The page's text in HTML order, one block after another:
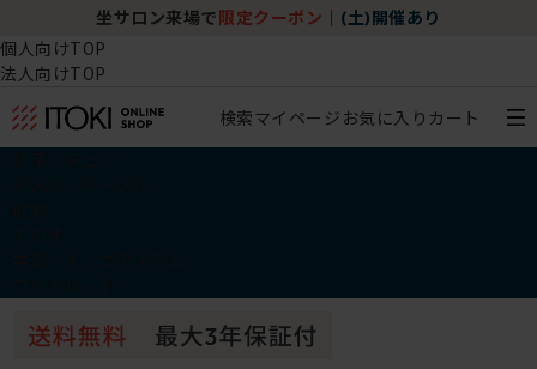
坐サロン来場で 限定クーポン (土)開催あり
個人向けTOP
法人向けTOP
検索マイページ お気に入り カート